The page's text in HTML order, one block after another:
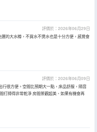
評價於：2026年06月29日
的大水樽，不買水不煲水也是十分方便，感覺會
評價於：2026年06月09日
行很方便。空間比預期大一點，床品舒服，隔音
打掃得非常乾淨 房間景觀超美、如果有機會再